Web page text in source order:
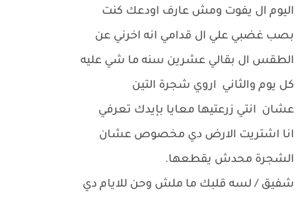
اليوم ال يفوت ومش عارف اودعك كنت
بصب غضبي علي ال قدامي انه اخرني عن
الطقس ال بقالي عشرين سنه ما شي عليه
كل يوم والثاني اروي شجرة التين
عشان انتي زرعتيها معايا بإيدك تعرفي
انا اشتريت الارض دي مخصوص عشان
الشجرة محدش يقطعها.
شفيق / لسه قلبك ما ملش وحن للايام دي